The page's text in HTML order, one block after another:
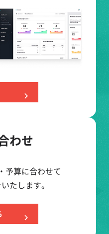
わせ
予算に合わせて
たします。